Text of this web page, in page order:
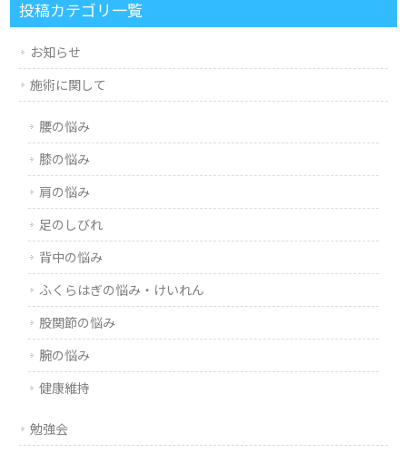
投稿カテゴリ一覧
お知らせ
施術に関して
腰の悩み
膝の悩み
肩の悩み
足のしびれ
背中の悩み
ふくらはぎの悩み・けいれん
股関節の悩み
腕の悩み
健康維持
勉強会